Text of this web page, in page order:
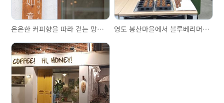
은은한 커피향을 따라 걷는 망미단길 영도 봉산마을에서 블루베리머핀 체험 카페hill